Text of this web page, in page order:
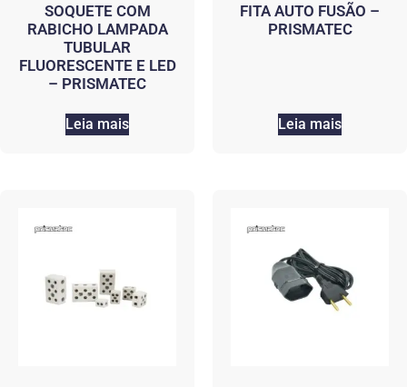
SOQUETE COM
RABICHO LAMPADA
TUBULAR
FLUORESCENTE E LED
– PRISMATEC
Leia mais
FITA AUTO FUSÃO –
PRISMATEC
Leia mais